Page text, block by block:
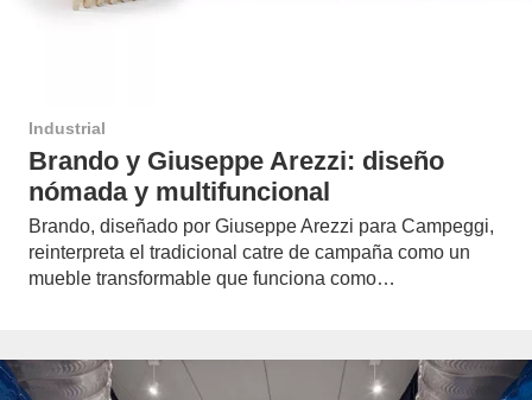
Industrial
Brando y Giuseppe Arezzi: diseño
nómada y multifuncional
Brando, diseñado por Giuseppe Arezzi para Campeggi,
reinterpreta el tradicional catre de campaña como un
mueble transformable que funciona como…